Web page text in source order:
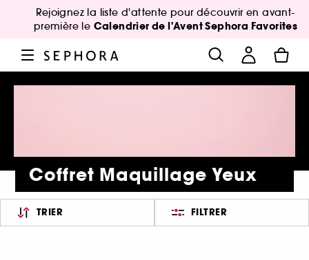
Rejoignez la liste d'attente pour découvrir en avant-
première le Calendrier de l'Avent Sephora Favorites
Coffret Maquillage Yeux
TRIER FILTRER